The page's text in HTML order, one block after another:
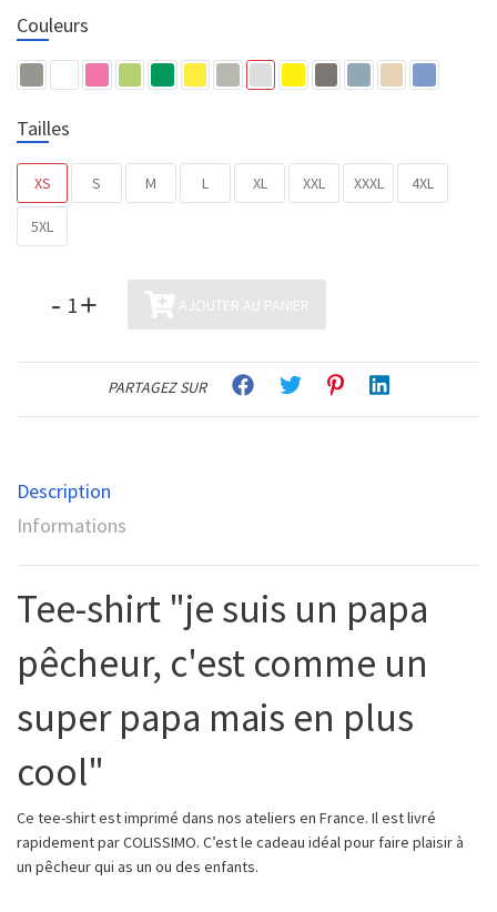
Couleurs
Tailles
XS S M L XL XXL XXXL 4XL
5XL
- + AJOUTER AU PANIER
PARTAGEZ SUR
Description
Informations
Tee-shirt "je suis un papa
pêcheur, c'est comme un
super papa mais en plus
cool"
Ce tee-shirt est imprimé dans nos ateliers en France. Il est livré
rapidement par COLISSIMO. C’est le cadeau idéal pour faire plaisir à
un pêcheur qui as un ou des enfants.